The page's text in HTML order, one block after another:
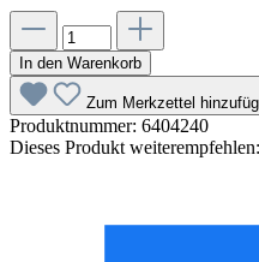
In den Warenkorb
Zum Merkzettel
Produktnummer: 6404240
Dieses Produkt weiterempfehlen: